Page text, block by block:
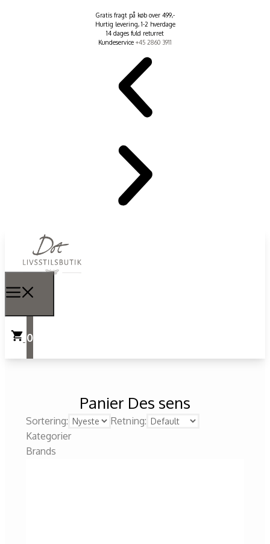
Gratis fragt på køb over 499,-
Hurtig levering, 1-2 hverdage
14 dages fuld returret
Kundeservice +45 2860 3911
0
Panier Des sens
Sortering:
Retning:
Kategorier
Brands